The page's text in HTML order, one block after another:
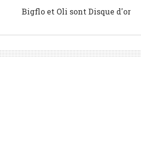
Bigflo et Oli sont Disque d'or